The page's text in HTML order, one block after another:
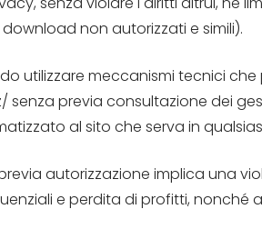
non autorizzati e simili).
utilizzare meccanismi tecnici
previa consultazione dei
al sito che serva in
autorizzazione implica una
e perdita di profitti,